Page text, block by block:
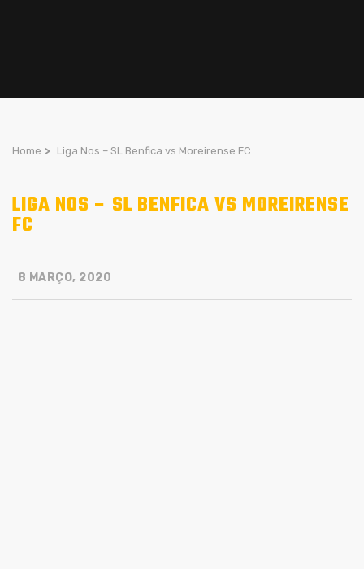
Home > Liga Nos – SL Benfica vs Moreirense FC
LIGA NOS – SL BENFICA VS MOREIRENSE
FC
8 MARÇO, 2020